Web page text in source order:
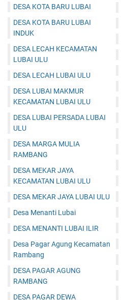
DESA KOTA BARU LUBAI
DESA KOTA BARU LUBAI
INDUK
DESA LECAH KECAMATAN
LUBAI ULU
DESA LECAH LUBAI ULU
DESA LUBAI MAKMUR
KECAMATAN LUBAI ULU
DESA LUBAI PERSADA LUBAI
ULU
DESA MARGA MULIA
RAMBANG
DESA MEKAR JAYA
KECAMATAN LUBAI ULU
DESA MEKAR JAYA LUBAI ULU
Desa Menanti Lubai
DESA MENANTI LUBAI ILIR
Desa Pagar Agung Kecamatan
Rambang
DESA PAGAR AGUNG
RAMBANG
DESA PAGAR DEWA